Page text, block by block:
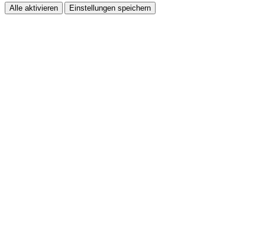
Alle aktivieren Einstellungen speichern